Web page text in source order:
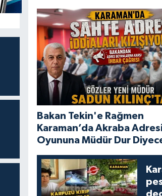
Bakan Tekin'e Rağmen
Karaman’da Akraba
Oyununa Müdür Dur